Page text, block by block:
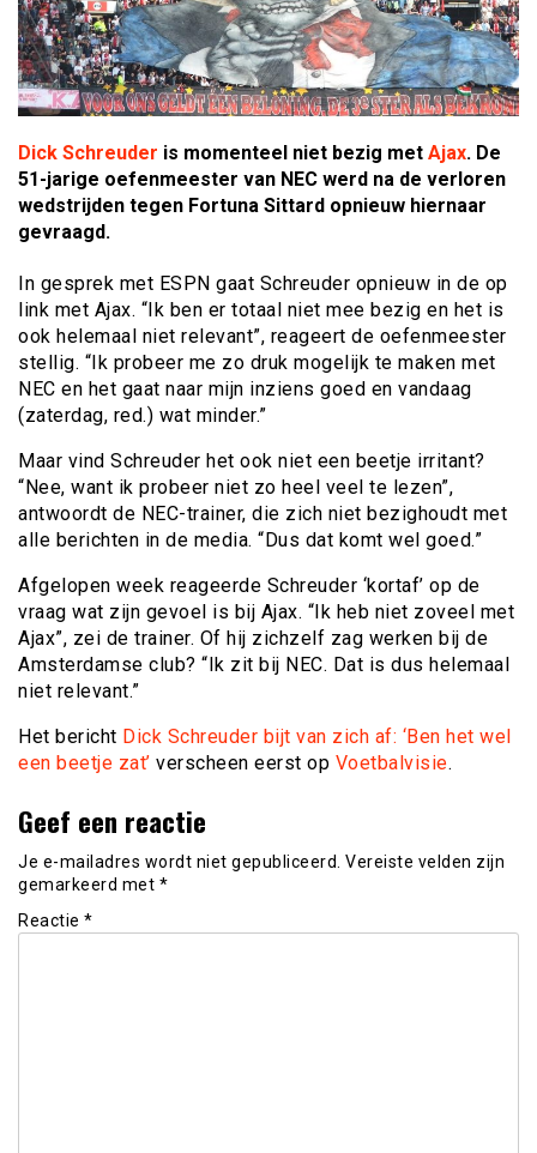
Dick Schreuder is momenteel niet bezig met Ajax. De
51-jarige oefenmeester van NEC werd na de verloren
wedstrijden tegen Fortuna Sittard opnieuw hiernaar
gevraagd.
In gesprek met ESPN gaat Schreuder opnieuw in de op
link met Ajax. “Ik ben er totaal niet mee bezig en het is
ook helemaal niet relevant”, reageert de oefenmeester
stellig. “Ik probeer me zo druk mogelijk te maken met
NEC en het gaat naar mijn inziens goed en vandaag
(zaterdag, red.) wat minder.”
Maar vind Schreuder het ook niet een beetje irritant?
“Nee, want ik probeer niet zo heel veel te lezen”,
antwoordt de NEC-trainer, die zich niet bezighoudt met
alle berichten in de media. “Dus dat komt wel goed.”
Afgelopen week reageerde Schreuder ‘kortaf’ op de
vraag wat zijn gevoel is bij Ajax. “Ik heb niet zoveel met
Ajax”, zei de trainer. Of hij zichzelf zag werken bij de
Amsterdamse club? “Ik zit bij NEC. Dat is dus helemaal
niet relevant.”
Het bericht Dick Schreuder bijt van zich af: ‘Ben het wel
een beetje zat’ verscheen eerst op Voetbalvisie.
Geef een reactie
Je e-mailadres wordt niet gepubliceerd. Vereiste velden zijn
gemarkeerd met *
Reactie *